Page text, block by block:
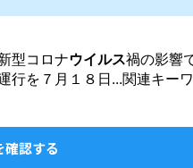
型コロナウイルス禍の影響
行を７月１８日...関連キー
確認する